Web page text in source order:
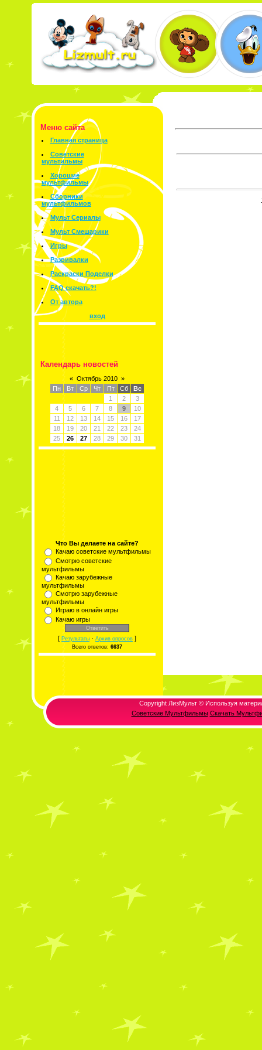
Меню сайта
Главная страница
Советские
мультильмы
Хорошие
мультфильмы
Сборники
мультфильмов
Мульт Сериалы
Мульт Смешарики
Игры
Развивалки
Раскраски Поделки
FAQ скачать?!
От автора
вход
Календарь новостей
« Октябрь 2010 »
Пн
Вт Ср Чт Пт Сб
Вс
1
2
3
4
5 6 7 8 9
10
11
12 13 14 15 16
17
18
19 20 21 22 23
24
25
26 27 28 29 30 31
Что Вы делаете на сайте?
Качаю советские мультфильмы
Смотрю советские
мультфильмы
Качаю зарубежные
мультфильмы
Смотрю зарубежные
мультфильмы
Играю в онлайн игры
Качаю игры
[ Результаты · Архив опросов ]
Всего ответов: 6637
Copyright ЛизМульт © Используя
Советские Мультфильмы Скачать